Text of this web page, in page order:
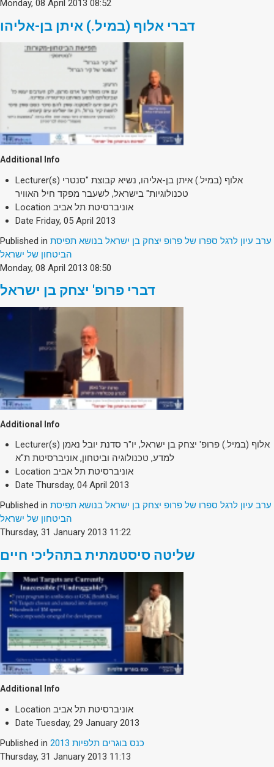
Monday, 08 April 2013 08:52
דברי אלוף (במיל.) איתן בן-אליהו
Additional Info
Lecturer(s) אלוף (במיל.) איתן בן-אליהו, נשיא קבוצת "סנטרי
טכנולוגיות" בישראל, לשעבר מפקד חיל האוויר
Location אוניברסיטת תל אביב
Date Friday, 05 April 2013
Published in ערב עיון לרגל ספרו של פרופ יצחק בן ישראל בנושא תפיסת
הביטחון של ישראל
Monday, 08 April 2013 08:50
דברי פרופ' יצחק בן ישראל
Additional Info
Lecturer(s) אלוף (במיל.) פרופ' יצחק בן ישראל, יו"ר סדנת יובל נאמן
למדע, טכנולוגיה וביטחון, אוניברסיטת ת"א
Location אוניברסיטת תל אביב
Date Thursday, 04 April 2013
Published in ערב עיון לרגל ספרו של פרופ יצחק בן ישראל בנושא תפיסת
הביטחון של ישראל
Thursday, 31 January 2013 11:22
שליטה סיסטמתית בתהליכי חיים
Additional Info
Location אוניברסיטת תל אביב
Date Tuesday, 29 January 2013
Published in
כנס בוגרים תלפיות 2013
Thursday, 31 January 2013 11:13